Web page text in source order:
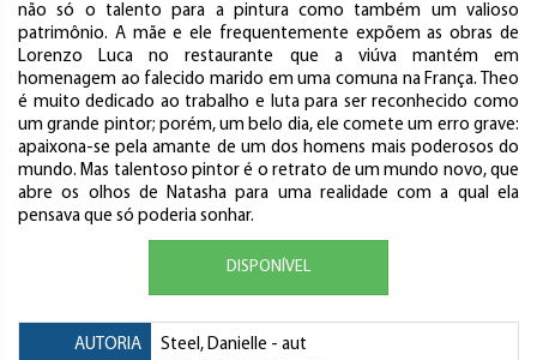
não só o talento para a pintura como também um valioso
patrimônio. A mãe e ele frequentemente expõem as obras de
Lorenzo Luca no restaurante que a viúva mantém em
homenagem ao falecido marido em uma comuna na França. Theo
é muito dedicado ao trabalho e luta para ser reconhecido como
um grande pintor; porém, um belo dia, ele comete um erro grave:
apaixona-se pela amante de um dos homens mais poderosos do
mundo. Mas talentoso pintor é o retrato de um mundo novo, que
abre os olhos de Natasha para uma realidade com a qual ela
pensava que só poderia sonhar.
DISPONÍVEL
AUTORIA Steel, Danielle - aut